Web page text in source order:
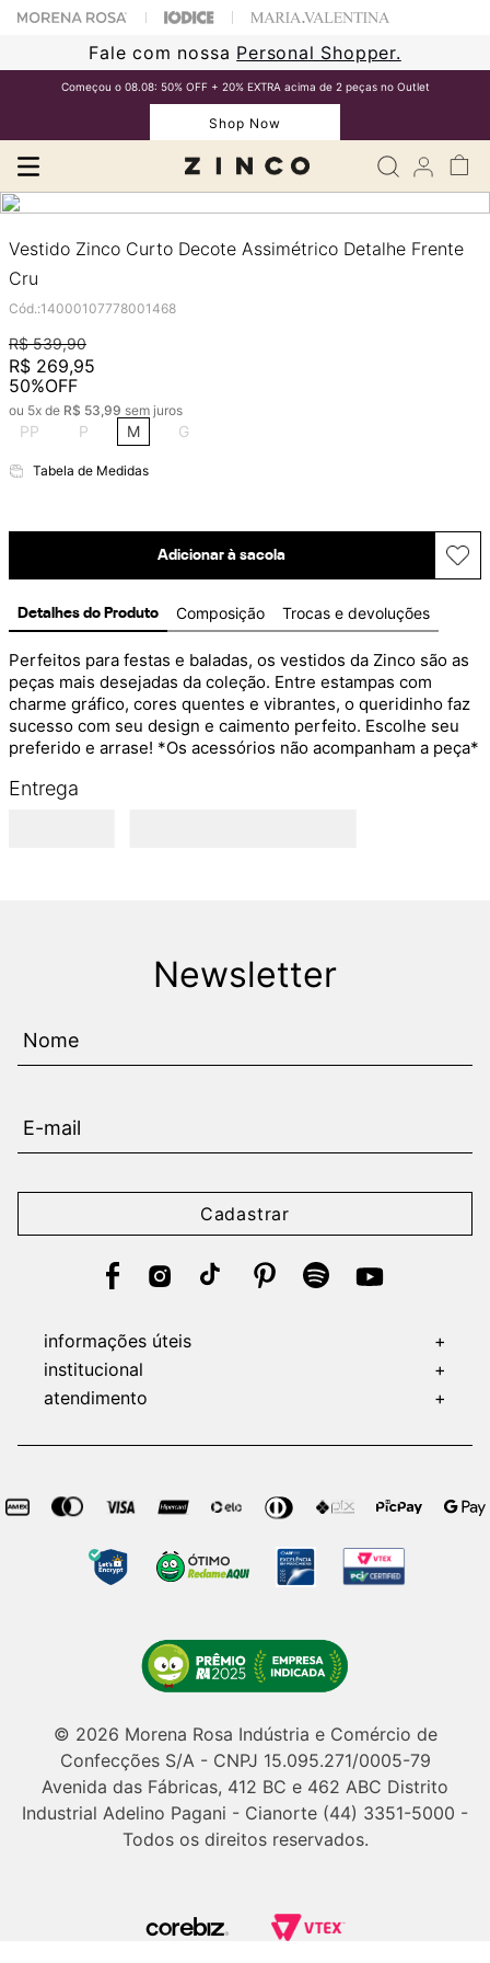
Fale com nossa Personal Shopper.
Começou o 08.08: 50% OFF + 20% EXTRA acima de 2 peças no Outlet
Shop Now
Vestido Zinco Curto Decote Assimétrico Detalhe Frente
Cru
Cód.:14000107778001468
R$ 539,90
R$ 269,95
50%OFF
ou 5x de R$ 53,99 sem juros
PP P M G
Tabela de Medidas
Adicionar à sacola
Detalhes do Produto Composição Trocas e devoluções
Perfeitos para festas e baladas, os vestidos da Zinco são as
peças mais desejadas da coleção. Entre estampas com
charme gráfico, cores quentes e vibrantes, o queridinho faz
sucesso com seu design e caimento perfeito. Escolhe seu
preferido e arrase! *Os acessórios não acompanham a peça*
Entrega
Newsletter
Cadastrar
informações úteis
+
institucional
+
atendimento
+
© 2026 Morena Rosa Indústria e Comércio de
Confecções S/A - CNPJ 15.095.271/0005-79
Avenida das Fábricas, 412 BC e 462 ABC Distrito
Industrial Adelino Pagani - Cianorte (44) 3351-5000 -
Todos os direitos reservados.